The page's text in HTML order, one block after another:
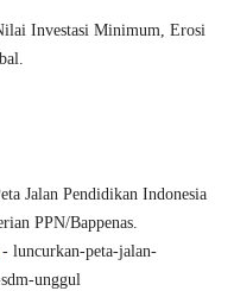
Investasi Minimum, Erosi
Jalan Pendidikan Indonesia
PPN/Bappenas.
luncurkan-peta-jalan-
unggul